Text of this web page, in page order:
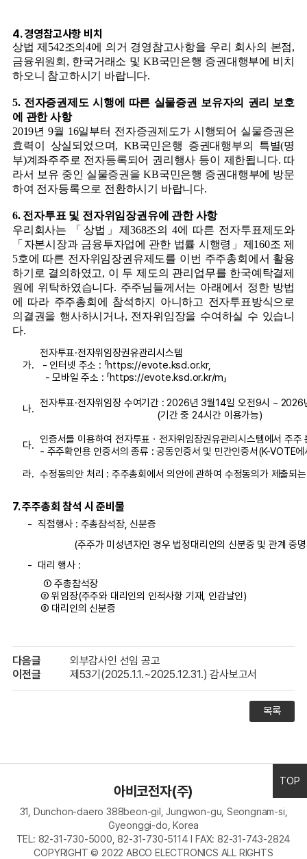
4. 경영참고사항 비치
상법 제542조의4에 의거 경영참고사항을 우리 회사의 본점,
금융위원회, 한국거래소 및 KB국민은행 증권대행부에 비치
하오니 참고하시기 바랍니다.
5. 전자증권제도 시행에 따른 실물증권 보유자의 권리 보호
에 관한 사항
2019년 9월 16일부터 전자증권제도가 시행되어 실물증권은
효력이 상실되었으며, KB국민은행 증권대행부의 특별(명
부)계좌주주로 전자등록되어 권리행사 등이 제한됩니다. 따
라서 보유 중인 실물증권을 KB국민은행 증권대행부에 방문
하여 전자등록으로 전환하시기 바랍니다.
6. 전자투표 및 전자위임장권유에 관한 사항
우리회사는 「상법」제368조의 4에 따른 전자투표제도와
「자본시장과 금융투자업에 관한 법률 시행령」제160조 제
5호에 따른 전자위임장권유제도를 이번 주주총회에서 활용
하기로 결의하였고, 이 두 제도의 관리업무를 한국예탁결제
원에 위탁하였습니다. 주주님들께서는 아래에서 정한 방법
에 따라 주주총회에 참석하지 아니하고 전자투표방식으로
의결권을 행사하시거나, 전자위임장을 수여하실 수 있습니
다.
가.
전자투표·전자위임장권유관리시스템
- 인터넷 주소 : 「https://evote.ksd.or.kr,
- 모바일 주소 : 「https://evote.ksd.or.kr/m」
나. 전자투표·전자위임장 수여기간 : 2026년 3월14일 오전9시 ~
(기간 중 24시간 이용가능)
다. 인증서를 이용하여 전자투표ㆍ전자위임장권유관리시스템에서 주주
- 주주확인용 인증서의 종류 : 공동인증서 및 민간인증서(K-VOTE
라. 수정동의안 처리 : 주주총회에서 의안에 관하여 수정동의가 제출되
7. 주주총회 참석 시 준비물
- 직접행사 : 주총참석장, 신분증
(주주가 미성년자인 경우 법정대리인의 신분증 및 관계 증명
- 대리 행사 :
① 주총참석장
② 위임장(주주와 대리인의 인적사항 기재, 인감날인)
③ 대리인의 신분증
다음글
외부감사인 선임 공고
이전글
제53기(2025.1.1.~2025.12.31.) 감사보고서
목록
TOP
아비코전자(주)
31, Dunchon-daero 388beon-gil, Jungwon-gu, Seongnam-si,
Gyeonggi-do, Korea
TEL: 82-31-730-5000, 82-31-730-5114 I FAX: 82-31-743-2824
COPYRIGHT © 2022 ABCO ELECTRONICS ALL RIGHTS